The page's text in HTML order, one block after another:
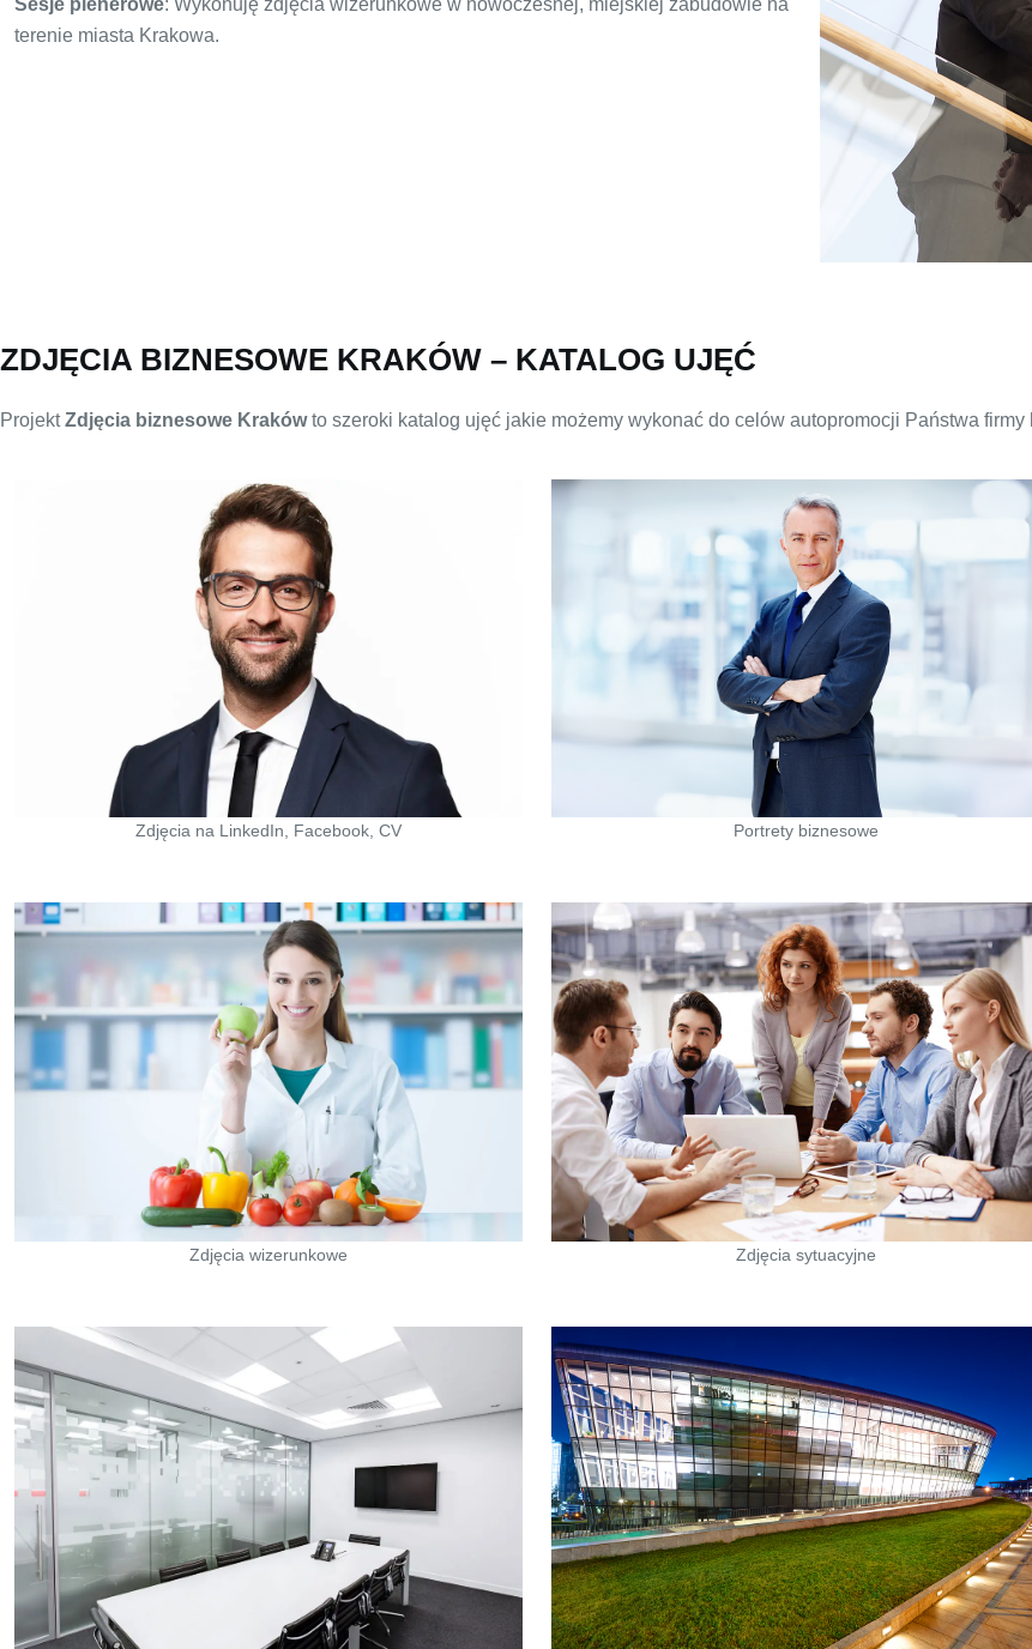
terenie miasta Krakowa.
ZDJĘCIA BIZNESOWE KRAKÓW – KATALOG UJĘĆ
ProjektZdjęcia biznesowe Krakówto szeroki katalog ujęć jakie możemy wykonać do celów autopromocji Państwa firmy
Zdjęcia na LinkedIn, Facebook, CV Portrety biznesowe
Zdjęcia wizerunkowe Zdjęcia sytuacyjne